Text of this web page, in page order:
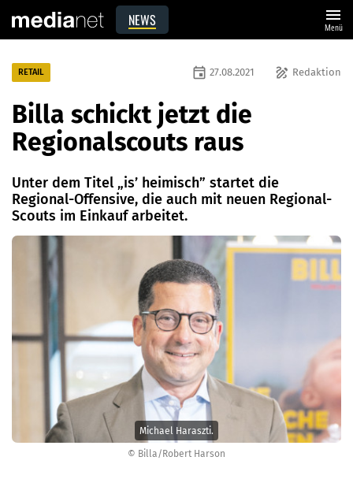
NEWS menu
Menü
© Billa/Robert Harson
Michael Haraszti.
RETAIL draw Redaktion
event 27.08.2021
Billa schickt jetzt die
Regionalscouts raus
Unter dem Titel „is’ heimisch” startet die
Regional-Offensive, die auch mit neuen Regional-
Scouts im Einkauf arbeitet.